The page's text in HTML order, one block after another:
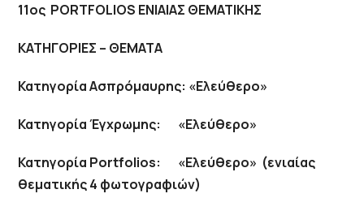
11ος PORTFOLIOS ΕΝΙΑΙΑΣ ΘΕΜΑΤΙΚΗΣ
ΚΑΤΗΓΟΡΙΕΣ – ΘΕΜΑΤΑ
Κατηγορία Ασπρόμαυρης: «Ελεύθερο»
Κατηγορία Έγχρωμης: «Ελεύθερο»
Κατηγορία Portfolios: «Ελεύθερο» (ενιαίας
θεματικής 4 φωτογραφιών)